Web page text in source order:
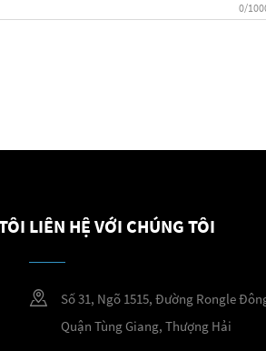
0/
LIÊN HỆ VỚI CHÚNG TÔI
Số 31, Ngõ 1515, Đường Rongle
Quận Tùng Giang, Thượng Hải